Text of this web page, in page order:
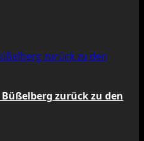
zurück zu den
zurück zu den